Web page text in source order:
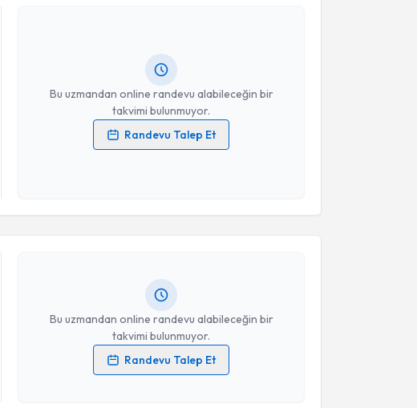
Bu uzmandan online randevu alabileceğin bir
takvimi bulunmuyor.
Randevu Talep Et
Doç. Dr. Ali Öner
Kişisel verilerimin işlenmesine ilişkinAydınlatma Metni
Takvim Talebini Gönder
Bu uzmandan online randevu alabileceğin bir
takvimi bulunmuyor.
Randevu Talep Et
Op. Dr. Salih Şentürkiçin randevu takvimi talebi oluşturun.
Size bu uzmandan randevu almanız için bir takvim
Kişisel verilerimin işlenmesine ilişkinAydınlatma Metni
Randevu Takvimi Talebi